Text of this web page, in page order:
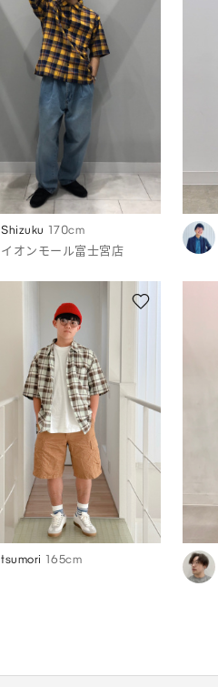
Shizuku 170cm
イオンモール富士宮店
tsumori 165cm